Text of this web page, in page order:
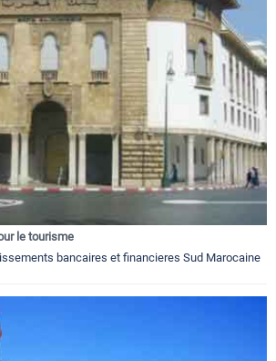
le tourisme
bancaires et financieres Sud Marocaine